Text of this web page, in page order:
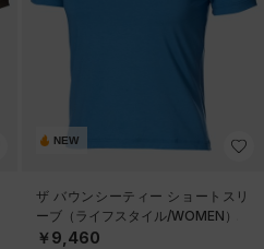
NEW
ザ バウンシーティー ショートスリ
ーブ（ライフスタイル/WOMEN）
￥9,460